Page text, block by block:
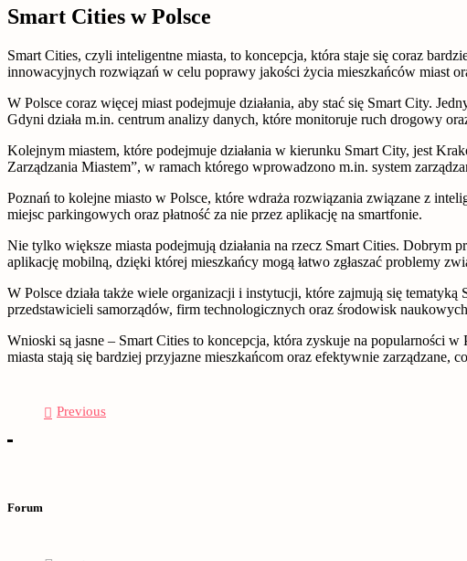
Smart Cities w Polsce
Smart Cities, czyli inteligentne miasta, to koncepcja, która staje się coraz
innowacyjnych rozwiązań w celu poprawy jakości życia mieszkańców miast
W Polsce coraz więcej miast podejmuje działania, aby stać się Smart City.
Gdyni działa m.in. centrum analizy danych, które monitoruje ruch drogowy
Kolejnym miastem, które podejmuje działania w kierunku Smart City, jest
Zarządzania Miastem”, w ramach którego wprowadzono m.in. system
Poznań to kolejne miasto w Polsce, które wdraża rozwiązania związane z
miejsc parkingowych oraz płatność za nie przez aplikację na smartfonie.
Nie tylko większe miasta podejmują działania na rzecz Smart Cities. Dobrym
aplikację mobilną, dzięki której mieszkańcy mogą łatwo zgłaszać problemy
W Polsce działa także wiele organizacji i instytucji, które zajmują się
przedstawicieli samorządów, firm technologicznych oraz środowisk
Wnioski są jasne – Smart Cities to koncepcja, która zyskuje na popularności
miasta stają się bardziej przyjazne mieszkańcom oraz efektywnie zarządzane,
Previous
Forum